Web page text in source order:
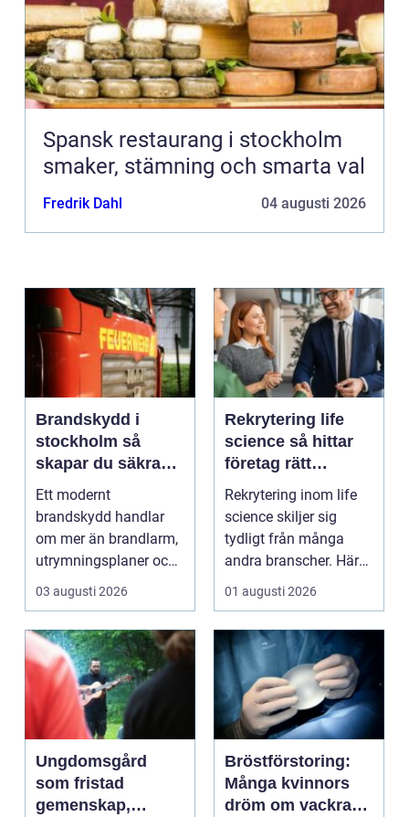
Spansk restaurang i stockholm
smaker, stämning och smarta val
Fredrik Dahl 04 augusti 2026
Brandskydd i
stockholm så
skapar du säkra
byggnader på
riktigt
Ett modernt
brandskydd handlar
om mer än brandlarm,
utrymningsplaner och
röda brandsläckare på
vägga...
03 augusti 2026
Rekrytering life
science så hittar
företag rätt
kompetens när
kraven är som
högst
Rekrytering inom life
science skiljer sig
tydligt från många
andra branscher. Här
påverkar varje bes...
01 augusti 2026
Ungdomsgård
som fristad
gemenskap,
Bröstförstoring:
Många kvinnors
dröm om vackra